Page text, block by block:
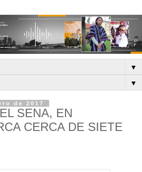
▼
▼
de 2017
SENA, EN
CERCA DE SIETE